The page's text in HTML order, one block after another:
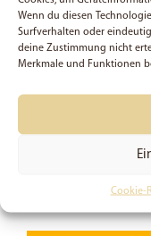
Wenn du diesen
Surfverhalten oder
deine Zustimmung nicht
Merkmale und Funktionen
Cookie-
Siehe, ich mache
neu! | A5 | Journal
| Gebet |